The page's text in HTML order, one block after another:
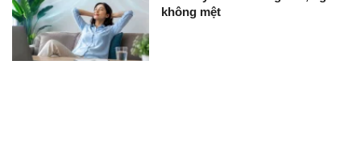
không mệt